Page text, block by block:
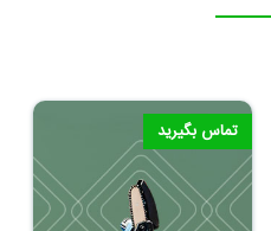
تماس بگیرید